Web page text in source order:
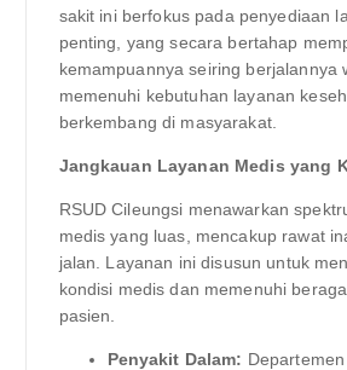
sakit ini berfokus pada penyediaan
penting, yang secara bertahap
kemampuannya seiring berjalannya
memenuhi kebutuhan layanan
berkembang di masyarakat.
Jangkauan Layanan Medis yang
RSUD Cileungsi menawarkan
medis yang luas, mencakup rawat
jalan. Layanan ini disusun untuk
kondisi medis dan memenuhi
pasien.
Penyakit Dalam: